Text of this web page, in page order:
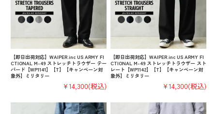
【即日出荷対応】WAIPER.inc US ARMY FI
CTIONAL M-49 ストレッチトラウザー テー
パード【WP1141】【T】【キャンペーン対
象外】ミリタリー
¥14,300(税込)
【即日出荷対応】WAIPER.inc US ARMY FI
CTIONAL M-49 ストレッチトラウザー スト
レート【WP1142】【T】【キャンペーン対
象外】ミリタリー
¥14,300(税込)